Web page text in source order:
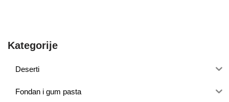
Kategorije
Deserti
Fondan i gum pasta